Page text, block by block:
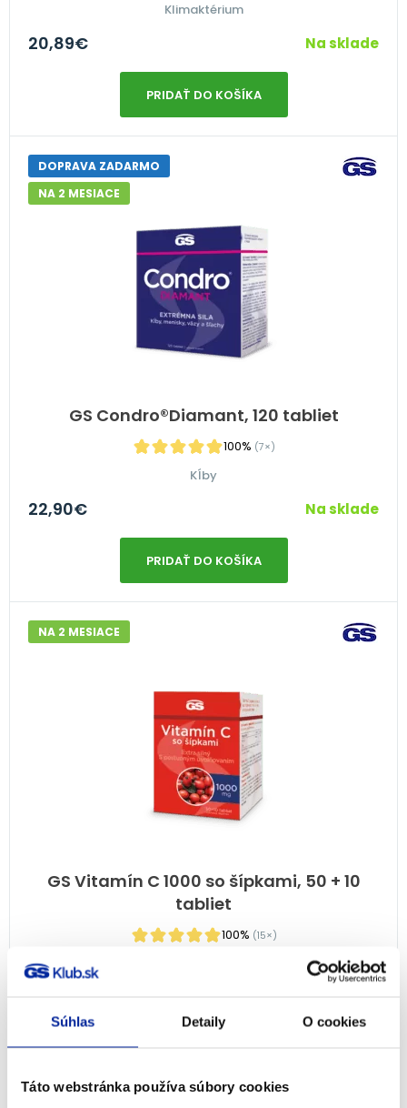
Súhlas Detaily O cookies
Táto webstránka používa súbory cookies
Klimaktérium
20,89€ Na sklade
PRIDAŤ DO KOŠÍKA
GS Condro®Diamant, 120 tabliet
100% (7×)
DOPRAVA ZADARMO
NA 2 MESIACE
Kĺby
22,90€ Na sklade
PRIDAŤ DO KOŠÍKA
GS Vitamín C 1000 so šípkami, 50 + 10
tabliet
100% (15×)
NA 2 MESIACE